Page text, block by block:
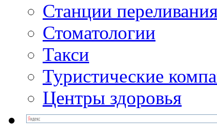
Станции
Стоматологии
Такси
Туристические
Центры здоровья